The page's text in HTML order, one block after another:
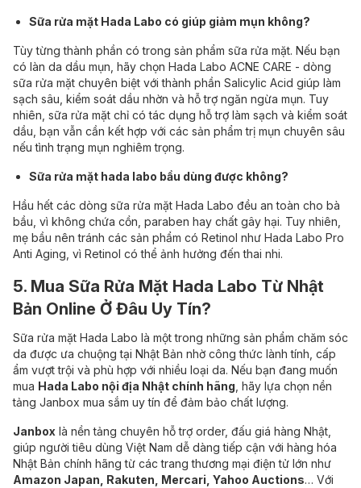
Sữa rửa mặt Hada Labo có giúp giảm mụn không?
Tùy từng thành phần có trong sản phẩm sữa rửa mặt. Nếu bạn
có làn da dầu mụn, hãy chọn Hada Labo ACNE CARE - dòng
sữa rửa mặt chuyên biệt với thành phần Salicylic Acid giúp làm
sạch sâu, kiểm soát dầu nhờn và hỗ trợ ngăn ngừa mụn. Tuy
nhiên, sữa rửa mặt chỉ có tác dụng hỗ trợ làm sạch và kiểm soát
dầu, bạn vẫn cần kết hợp với các sản phẩm trị mụn chuyên sâu
nếu tình trạng mụn nghiêm trọng.
Sữa rửa mặt hada labo bầu dùng được không?
Hầu hết các dòng sữa rửa mặt Hada Labo đều an toàn cho bà
bầu, vì không chứa cồn, paraben hay chất gây hại. Tuy nhiên,
mẹ bầu nên tránh các sản phẩm có Retinol như Hada Labo Pro
Anti Aging, vì Retinol có thể ảnh hưởng đến thai nhi.
5. Mua Sữa Rửa Mặt Hada Labo Từ Nhật
Bản Online Ở Đâu Uy Tín?
Sữa rửa mặt Hada Labo là một trong những sản phẩm chăm sóc
da được ưa chuộng tại Nhật Bản nhờ công thức lành tính, cấp
ẩm vượt trội và phù hợp với nhiều loại da. Nếu bạn đang muốn
mua Hada Labo nội địa Nhật chính hãng , hãy lựa chọn nền
tảng Janbox mua sắm uy tín để đảm bảo chất lượng.
Janbox là nền tảng chuyên hỗ trợ order, đấu giá hàng Nhật,
giúp người tiêu dùng Việt Nam dễ dàng tiếp cận với hàng hóa
Nhật Bản chính hãng từ các trang thương mại điện tử lớn như
Amazon Japan, Rakuten, Mercari, Yahoo Auctions… Với